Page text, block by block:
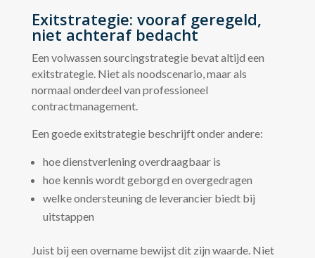
Exitstrategie: vooraf geregeld,
niet achteraf bedacht
Een volwassen sourcingstrategie bevat altijd een
exitstrategie. Niet als noodscenario, maar als
normaal onderdeel van professioneel
contractmanagement.
Een goede exitstrategie beschrijft onder andere:
hoe dienstverlening overdraagbaar is
hoe kennis wordt geborgd en overgedragen
welke ondersteuning de leverancier biedt bij
uitstappen
Juist bij een overname bewijst dit zijn waarde. Niet